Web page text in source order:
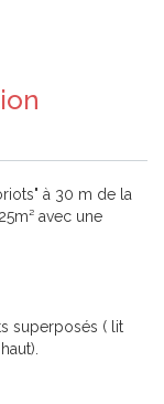
à 30 m de la
avec une
superposés ( lit